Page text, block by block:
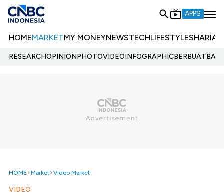
APPS
HOMEMARKETMY MONEYNEWSTECHLIFESTYLESHARIA
RESEARCHOPINIONPHOTOVIDEOINFOGRAPHIC
HOME Market Video Market
VIDEO